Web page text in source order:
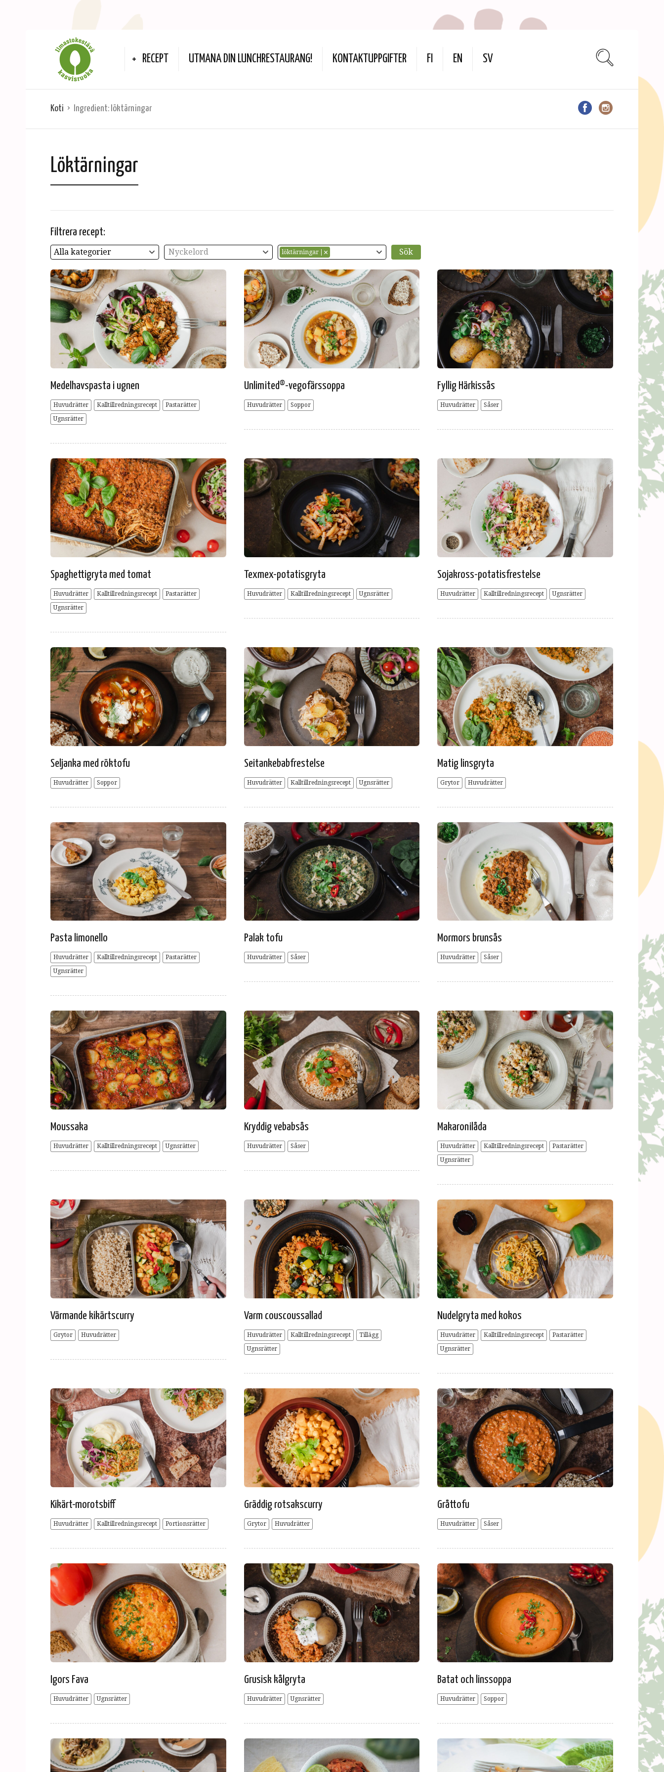
RECEPT UTMANA DIN LUNCHRESTAURANG! KONTAKTUPPGIFTER FI EN SV
Koti Ingredient: löktärningar
Löktärningar
Filtrera recept:
Alla kategorier Nyckelord löktärningar
Medelhavspasta i ugnen
Huvudrätter Kalltillredningsrecept
Pastarätter
Ugnsrätter
Unlimited®-vegofärssoppa
Huvudrätter Soppor
Fyllig Härkissås
Huvudrätter Såser
Spaghettigryta med tomat
Huvudrätter Kalltillredningsrecept
Pastarätter
Ugnsrätter
Texmex-potatisgryta
Huvudrätter Kalltillredningsrecept Ugnsrätter
Sojakross-potatisfrestelse
Huvudrätter Kalltillredningsrecept Ugnsrätter
Seljanka med röktofu
Huvudrätter Soppor
Seitankebabfrestelse
Huvudrätter Kalltillredningsrecept Ugnsrätter
Matig linsgryta
Grytor Huvudrätter
Pasta limonello
Huvudrätter Kalltillredningsrecept
Pastarätter
Ugnsrätter
Palak tofu
Huvudrätter Såser
Mormors brunsås
Huvudrätter Såser
Moussaka
Huvudrätter Kalltillredningsrecept Ugnsrätter
Kryddig vebabsås
Huvudrätter Såser
Makaronilåda
Huvudrätter Kalltillredningsrecept
Pastarätter
Ugnsrätter
Värmande kikärtscurry
Grytor Huvudrätter
Varm couscoussallad
Huvudrätter Kalltillredningsrecept
Tillägg
Ugnsrätter
Nudelgryta med kokos
Huvudrätter Kalltillredningsrecept
Pastarätter
Ugnsrätter
Kikärt-morotsbiff
Huvudrätter Kalltillredningsrecept Portionsrätter
Gräddig rotsakscurry
Grytor Huvudrätter
Gråttofu
Huvudrätter Såser
Igors Fava
Huvudrätter Ugnsrätter
Grusisk kålgryta
Huvudrätter Ugnsrätter
Batat och linssoppa
Huvudrätter Soppor